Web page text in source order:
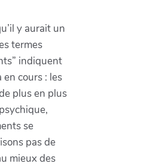
y aurait un
termes
indiquent
cours : les
plus en plus
se
pas de
mieux des